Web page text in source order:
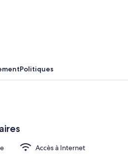
Politiques
Accès à Internet